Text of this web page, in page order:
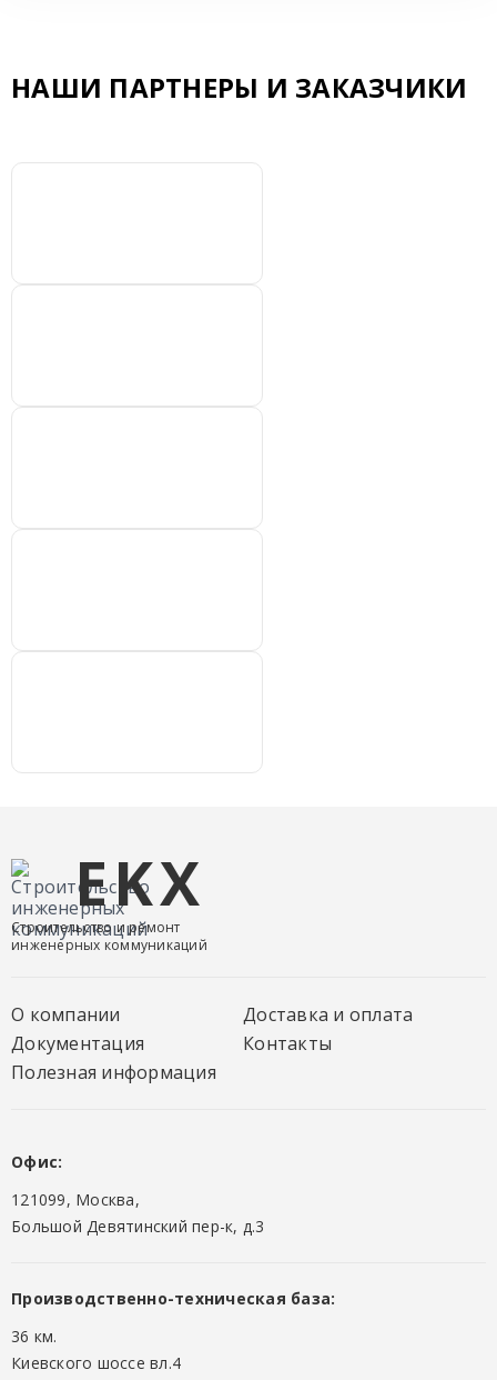
НАШИ ПАРТНЕРЫ И ЗАКАЗЧИКИ
EKX
Строительство и ремонт
инженерных коммуникаций
О компании
Доставка и оплата
Документация
Контакты
Полезная информация
Офис:
121099, Москва,
Большой Девятинский пер-к, д.3
Производственно-техническая база:
36 км.
Киевского шоссе вл.4